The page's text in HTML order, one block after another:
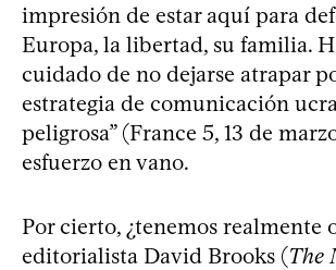
impresión de estar aquí para
Europa, la libertad, su familia.
cuidado de no dejarse atrapar
estrategia de comunicación
peligrosa” (France 5, 13 de
esfuerzo en vano.
Por cierto, ¿tenemos realmente
editorialista David Brooks (The